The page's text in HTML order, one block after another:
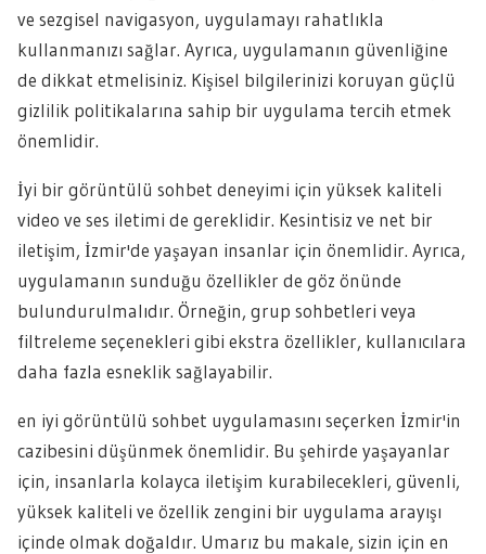
ve sezgisel navigasyon, uygulamayı rahatlıkla
kullanmanızı sağlar. Ayrıca, uygulamanın güvenliğine
de dikkat etmelisiniz. Kişisel bilgilerinizi koruyan güçlü
gizlilik politikalarına sahip bir uygulama tercih etmek
önemlidir.
İyi bir görüntülü sohbet deneyimi için yüksek kaliteli
video ve ses iletimi de gereklidir. Kesintisiz ve net bir
iletişim, İzmir'de yaşayan insanlar için önemlidir. Ayrıca,
uygulamanın sunduğu özellikler de göz önünde
bulundurulmalıdır. Örneğin, grup sohbetleri veya
filtreleme seçenekleri gibi ekstra özellikler, kullanıcılara
daha fazla esneklik sağlayabilir.
en iyi görüntülü sohbet uygulamasını seçerken İzmir'in
cazibesini düşünmek önemlidir. Bu şehirde yaşayanlar
için, insanlarla kolayca iletişim kurabilecekleri, güvenli,
yüksek kaliteli ve özellik zengini bir uygulama arayışı
içinde olmak doğaldır. Umarız bu makale, sizin için en